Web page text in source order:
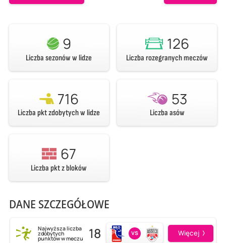
9
Liczba sezonów w lidze
126
Liczba rozegranych meczów
716
Liczba pkt zdobytych w lidze
53
Liczba asów
67
Liczba pkt z bloków
DANE SZCZEGÓŁOWE
Najwyższa liczba
zdobytych
punktów w meczu 18 vs Więcej